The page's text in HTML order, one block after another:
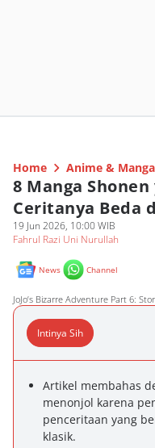
Home Anime & Manga
8 Manga
Ceritanya Beda
19 Jun 2026, 10:00 WIB
Fahrul Razi Uni Nurullah
News Channel
JoJo’s Bizarre Adventure Part 6:
Intinya Sih
Artikel membahas
menonjol karena
penceritaan yang
klasik.